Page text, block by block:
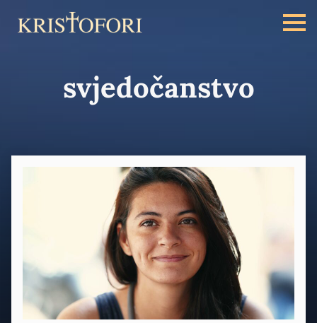
svjedočanstvo